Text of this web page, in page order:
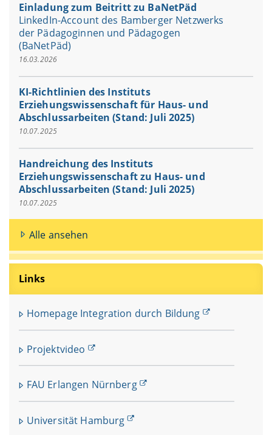
Links
Homepage Integration durch Bildung
Projektvideo
FAU Erlangen Nürnberg
Universität Hamburg
Einladung zum Beitritt zu BaNetPäd
LinkedIn-Account des Bamberger Netzwerks
der Pädagoginnen und Pädagogen
(BaNetPäd)
16.03.2026
KI-Richtlinien des Instituts
Erziehungswissenschaft für Haus- und
Abschlussarbeiten (Stand: Juli 2025)
10.07.2025
Handreichung des Instituts
Erziehungswissenschaft zu Haus- und
Abschlussarbeiten (Stand: Juli 2025)
10.07.2025
Alle ansehen